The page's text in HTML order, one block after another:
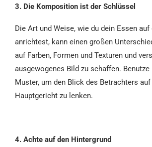
3. Die Komposition ist der Schlüssel
Die Art und Weise, wie du dein Essen auf
anrichtest, kann einen großen
auf Farben, Formen und Texturen und
ausgewogenes Bild zu schaffen. Benutze
Muster, um den Blick des Betrachters auf
Hauptgericht zu lenken.
4. Achte auf den Hintergrund